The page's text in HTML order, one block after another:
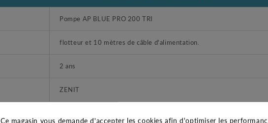
Pompe AP BLUE PRO 200 TRI
flotteur et 10 mètres de câble d'alimentation.
2 ans
ZENIT
Ce magasin vous demande d'accepter les cookies afin d'optimiser les